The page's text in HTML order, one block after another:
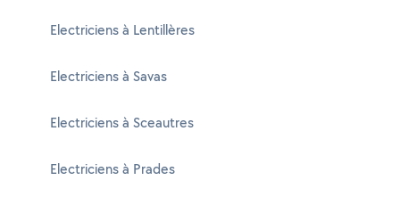
Electriciens à Lentillères
Electriciens à Savas
Electriciens à Sceautres
Electriciens à Prades